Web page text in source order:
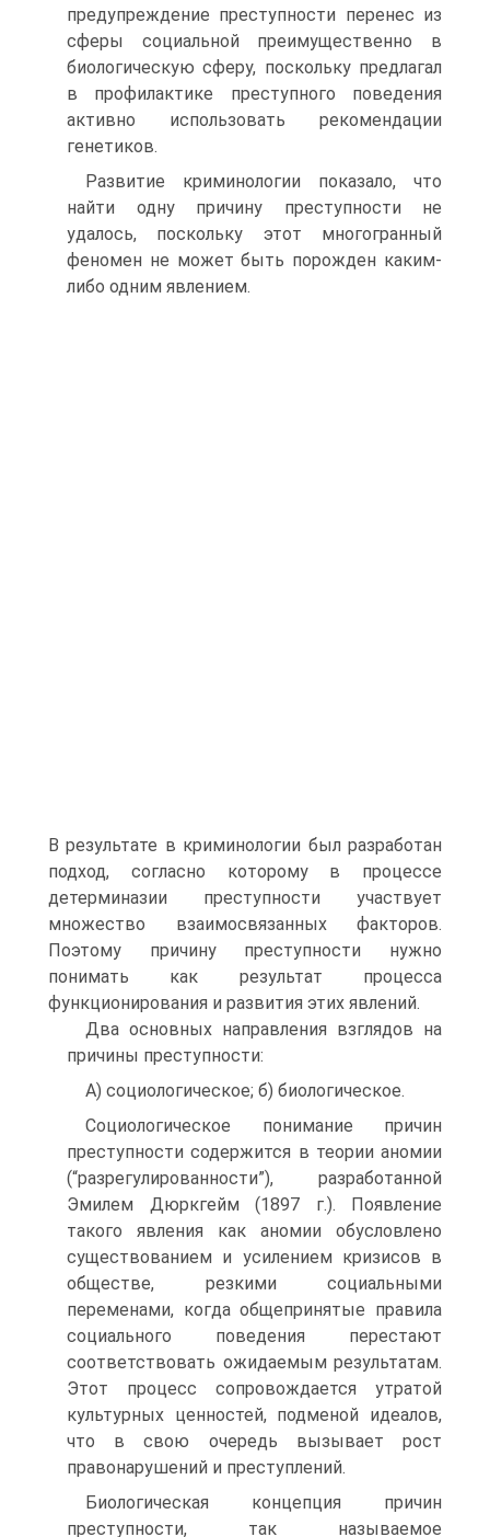
предупреждение преступности перенес из
сферы социальной преимущественно в
биологическую сферу, поскольку предлагал
в профилактике преступного поведения
активно использовать рекомендации
генетиков.
Развитие криминологии показало, что
найти одну причину преступности не
удалось, поскольку этот многогранный
феномен не может быть порожден каким-
либо одним явлением.
В результате в криминологии был разработан
подход, согласно которому в процессе
детерминазии преступности участвует
множество взаимосвязанных факторов.
Поэтому причину преступности нужно
понимать как результат процесса
функционирования и развития этих явлений.
Два основных направления взглядов на
причины преступности:
А) социологическое; б) биологическое.
Социологическое понимание причин
преступности содержится в теории аномии
(“разрегулированности”), разработанной
Эмилем Дюркгейм (1897 г.). Появление
такого явления как аномии обусловлено
существованием и усилением кризисов в
обществе, резкими социальными
переменами, когда общепринятые правила
социального поведения перестают
соответствовать ожидаемым результатам.
Этот процесс сопровождается утратой
культурных ценностей, подменой идеалов,
что в свою очередь вызывает рост
правонарушений и преступлений.
Биологическая концепция причин
преступности, так называемое